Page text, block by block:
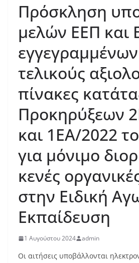
Πρόσκληση
μελών ΕΕΠ και
τελικούς
πίνακες
Προκηρύξεων
και 1ΕΑ/2022
για μόνιμο
κενές
στην Ειδική
Εκπαίδευση
1 Αυγούστου 2024 admin
Οι αιτήσεις υποβάλλονται